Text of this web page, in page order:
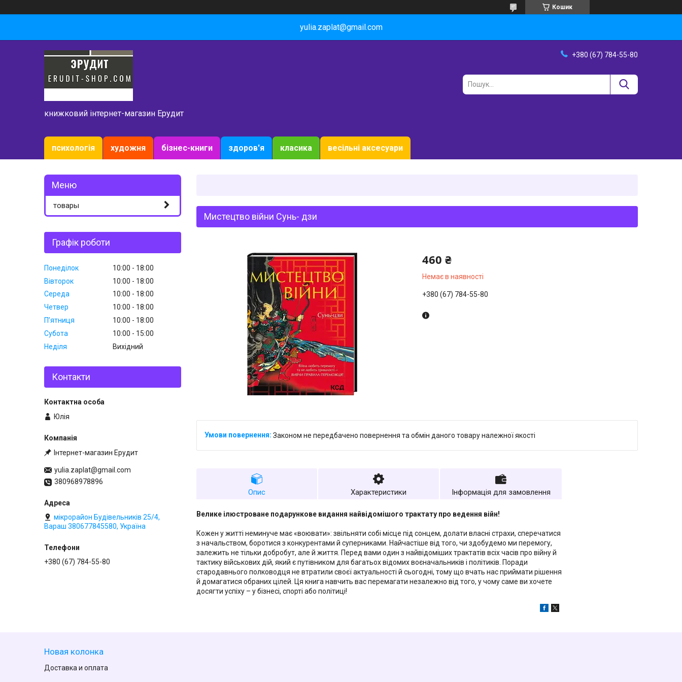
Кошик
yulia.zaplat@gmail.com
книжковий інтернет-магазин Ерудит
+380 (67) 784-55-80
психологія художня бізнес-книги здоров'я класика весільні аксесуари
Мистецтво війни Сунь- дзи
460 ₴
Немає в наявності
+380 (67) 784-55-80
Законом не передбачено повернення та обмін даного товару належної якості
Опис Характеристики Інформація для замовлення
Велике ілюстроване подарункове видання найвідомішого трактату про ведення війн!
Кожен у житті неминуче має «воювати»: звільняти собі місце під сонцем, долати власні страхи, сперечатися
з начальством, боротися з конкурентами й суперниками. Найчастіше від того, чи здобудемо ми перемогу,
залежить не тільки добробут, але й життя. Перед вами один з найвідоміших трактатів всіх часів про війну й
тактику військових дій, який є путівником для багатьох відомих воєначальників і політиків. Поради
стародавнього полководця не втратили своєї актуальності й сьогодні, тому що вчать нас приймати рішення
й домагатися обраних цілей. Ця книга навчить вас перемагати незалежно від того, у чому саме ви хочете
досягти успіху – у бізнесі, спорті або політиці!
товары
Графік роботи
Понеділок 10:00
18:00
Вівторок
10:00
18:00
Середа
10:00
18:00
Четвер
10:00
18:00
Пʼятниця
10:00
18:00
Субота
10:00
15:00
Неділя
Вихідний
Контакти
Юлія
Інтернет-магазин Ерудит
yulia.zaplat@gmail.com
380968978896
мікрорайон Будівельників 25/4,
Вараш 380677845580, Україна
+380 (67) 784-55-80
Новая колонка
Доставка и оплата